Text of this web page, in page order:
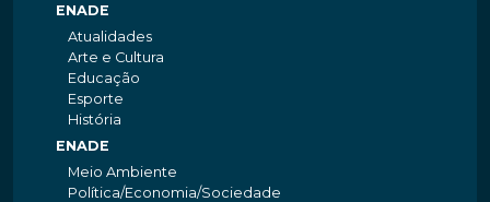
ENADE
Atualidades
Arte e Cultura
Educação
Esporte
História
ENADE
Meio Ambiente
Política/Economia/Sociedade